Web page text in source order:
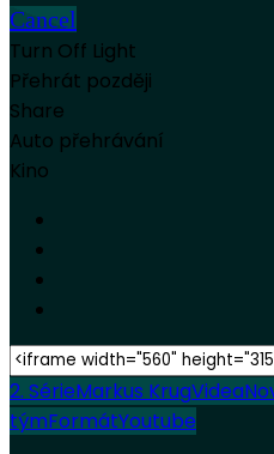
Cancel
Turn Off Light
Přehrát později
Share
Auto přehrávání
Kino
2. SérieMarkus KrugVidea
týmFormátYoutube